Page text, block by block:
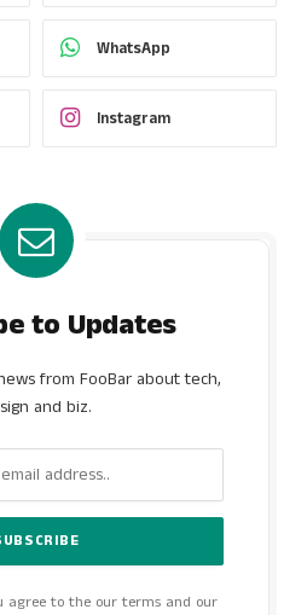
WhatsApp
Instagram
to Updates
from FooBar about tech,
and biz.
agree to the our terms and our